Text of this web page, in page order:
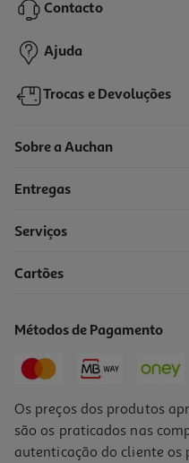
22,99 €
Contacto
Ajuda
Trocas e Devoluções
Sobre a Auchan
Entregas
Serviços
Cartões
Métodos de Pagamento
Os preços dos produtos
são os praticados nas
autenticação do cliente os